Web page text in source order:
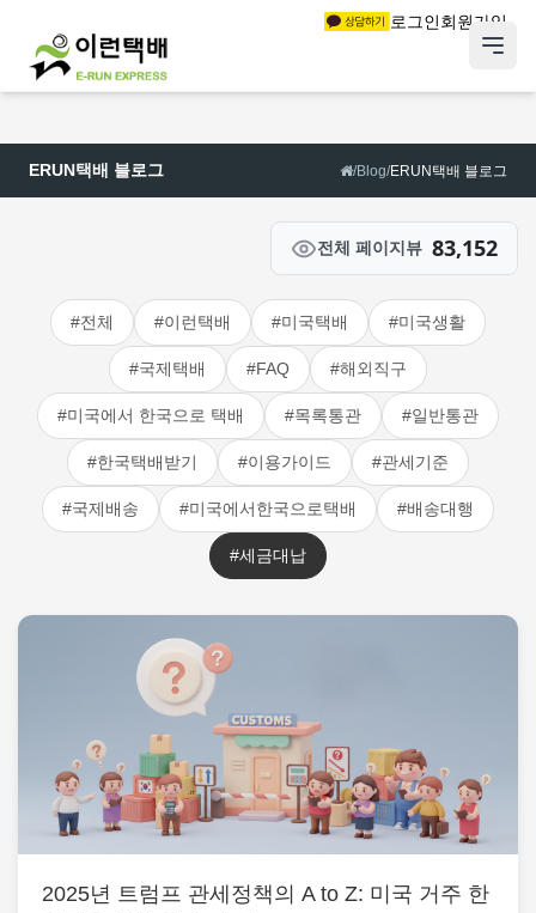
로그인회원가입
ERUN택배 블로그 /Blog/ERUN택배 블로그
전체 페이지뷰 83,152
#전체 #이런택배 #미국택배 #미국생활
#국제택배 #FAQ #해외직구
#미국에서 한국으로 택배 #목록통관 #일반통관
#한국택배받기 #이용가이드 #관세기준
#국제배송 #미국에서한국으로택배 #배송대행
#세금대납
2025년 트럼프 관세정책의 A to Z: 미국 거주 한